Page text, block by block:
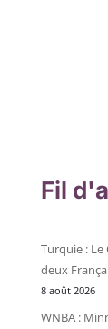
Fil
Turquie : Le
deux
8 août 2026
WNBA :